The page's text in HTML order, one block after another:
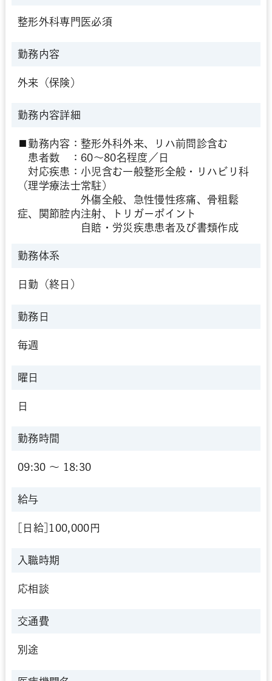
整形外科専門医必須
勤務内容
外来（保険）
勤務内容詳細
■勤務内容：整形外科外来、リハ前問診含む
患者数 ：60～80名程度／日
対応疾患：小児含む一般整形全般・リハビリ科
（理学療法士常駐）
外傷全般、急性慢性疼痛、骨粗鬆
症、関節腔内注射、トリガーポイント
自賠・労災疾患患者及び書類作成
勤務体系
日勤（終日）
勤務日
毎週
曜日
日
勤務時間
09:30 〜 18:30
給与
[日給]100,000円
入職時期
応相談
交通費
別途